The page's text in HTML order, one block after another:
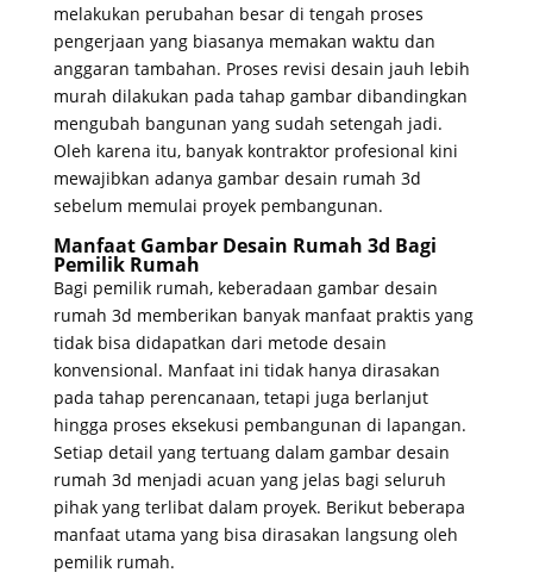
melakukan perubahan besar di tengah proses
pengerjaan yang biasanya memakan waktu dan
anggaran tambahan. Proses revisi desain jauh lebih
murah dilakukan pada tahap gambar dibandingkan
mengubah bangunan yang sudah setengah jadi.
Oleh karena itu, banyak kontraktor profesional kini
mewajibkan adanya gambar desain rumah 3d
sebelum memulai proyek pembangunan.
Manfaat Gambar Desain Rumah 3d Bagi
Pemilik Rumah
Bagi pemilik rumah, keberadaan gambar desain
rumah 3d memberikan banyak manfaat praktis yang
tidak bisa didapatkan dari metode desain
konvensional. Manfaat ini tidak hanya dirasakan
pada tahap perencanaan, tetapi juga berlanjut
hingga proses eksekusi pembangunan di lapangan.
Setiap detail yang tertuang dalam gambar desain
rumah 3d menjadi acuan yang jelas bagi seluruh
pihak yang terlibat dalam proyek. Berikut beberapa
manfaat utama yang bisa dirasakan langsung oleh
pemilik rumah.